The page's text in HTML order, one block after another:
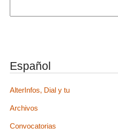
Español
AlterInfos, Dial y tu
Archivos
Convocatorias